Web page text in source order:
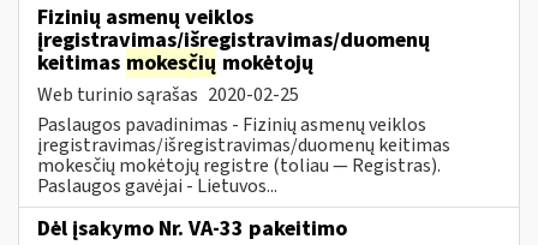
Fizinių asmenų veiklos
įregistravimas/išregistravimas/duomenų
keitimas mokesčių mokėtojų
Web turinio sąrašas 2020-02-25
Paslaugos pavadinimas - Fizinių asmenų veiklos
įregistravimas/išregistravimas/duomenų keitimas
mokesčių mokėtojų registre (toliau — Registras).
Paslaugos gavėjai - Lietuvos...
Dėl įsakymo Nr. VA-33 pakeitimo